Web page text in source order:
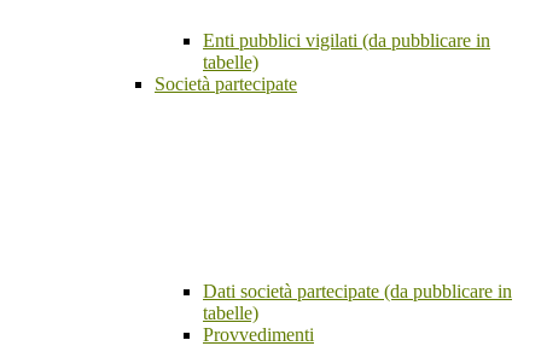
Enti pubblici vigilati (da pubblicare in
tabelle)
Società partecipate
Dati società partecipate (da pubblicare in
tabelle)
Provvedimenti